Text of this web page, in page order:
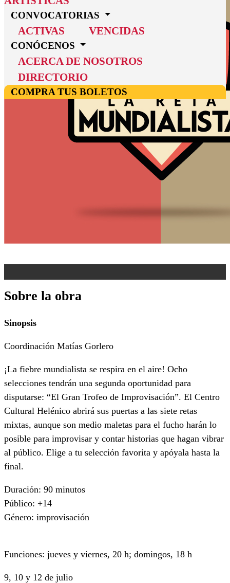
CONVOCATORIAS
ACTIVAS VENCIDAS
CONÓCENOS
ACERCA DE NOSOTROS
DIRECTORIO
COMPRA TUS BOLETOS
Sobre la obra
Sinopsis
Coordinación Matías Gorlero
¡La fiebre mundialista se respira en el aire! Ocho
selecciones tendrán una segunda oportunidad para
disputarse: “El Gran Trofeo de Improvisación”. El Centro
Cultural Helénico abrirá sus puertas a las siete retas
mixtas, aunque son medio maletas para el fucho harán lo
posible para improvisar y contar historias que hagan vibrar
al público. Elige a tu selección favorita y apóyala hasta la
final.
Duración: 90 minutos
Público: +14
Género: improvisación
Funciones: jueves y viernes, 20 h; domingos, 18 h
9, 10 y 12 de julio